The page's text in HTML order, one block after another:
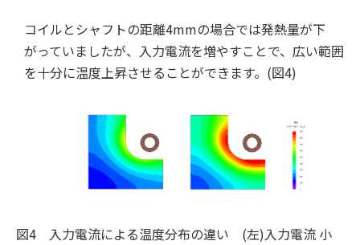
コイルとシャフトの距離4mmの場合では発熱量が下
がっていましたが、入力電流を増やすことで、広い範囲
を十分に温度上昇させることができます。(図4)
図4 入力電流による温度分布の違い (左)入力電流 小